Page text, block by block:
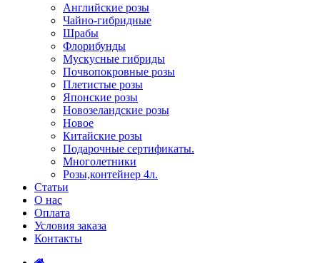
Английские розы
Чайно-гибридные
Шрабы
Флорибунды
Мускусные гибриды
Почвопокровные розы
Плетистые розы
Японские розы
Новозеландские розы
Новое
Китайские розы
Подарочные сертификаты.
Многолетники
Розы,контейнер 4л.
Статьи
О нас
Оплата
Условия заказа
Контакты